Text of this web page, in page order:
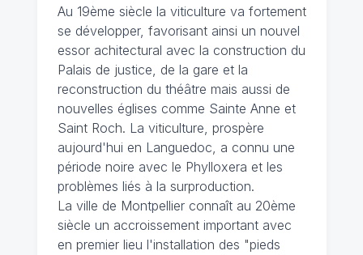
Au 19ème siècle la viticulture va fortement
se développer, favorisant ainsi un nouvel
essor achitectural avec la construction du
Palais de justice, de la gare et la
reconstruction du théâtre mais aussi de
nouvelles églises comme Sainte Anne et
Saint Roch. La viticulture, prospère
aujourd'hui en Languedoc, a connu une
période noire avec le Phylloxera et les
problèmes liés à la surproduction.
La ville de Montpellier connaît au 20ème
siècle un accroissement important avec
en premier lieu l'installation des "pieds